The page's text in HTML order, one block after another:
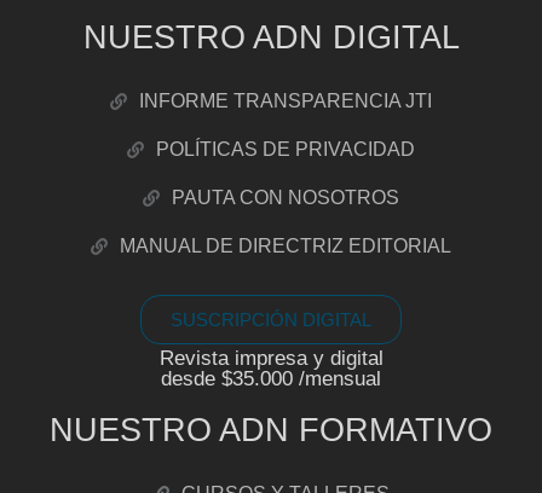
NUESTRO ADN DIGITAL
INFORME TRANSPARENCIA JTI
POLÍTICAS DE PRIVACIDAD
PAUTA CON NOSOTROS
MANUAL DE DIRECTRIZ EDITORIAL
SUSCRIPCIÓN DIGITAL
Revista impresa y digital
desde $35.000 /mensual
NUESTRO ADN FORMATIVO